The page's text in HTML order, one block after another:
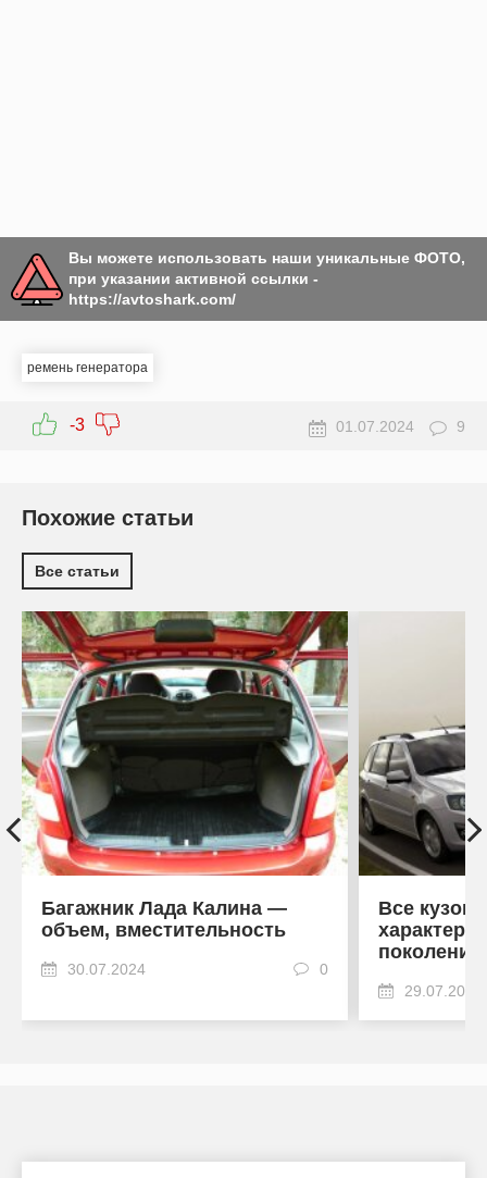
Вы можете использовать наши уникальные ФОТО,
при указании активной ссылки -
https://avtoshark.com/
ремень генератора
-3 01.07.2024 9
Похожие статьи
Все статьи
Багажник Лада Калина —
объем, вместительность
30.07.2024 0
Все
29.07.2024